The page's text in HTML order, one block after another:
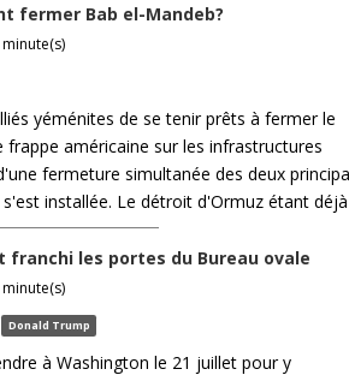
fermer Bab el-Mandeb?
yéménites de se tenir prêts à fermer le
américaine sur les infrastructures
fermeture simultanée des deux
installée. Le détroit d'Ormuz étant déjà
franchi les portes du Bureau ovale
Donald Trump
à Washington le 21 juillet pour y